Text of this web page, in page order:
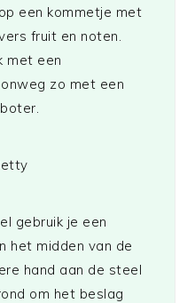
een kommetje met
fruit en noten.
met een
zo met een
gebruik je een
het midden van de
hand aan de steel
om het beslag